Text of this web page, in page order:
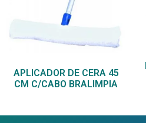
APLICADOR DE CERA 45
CM C/CABO BRALIMPIA